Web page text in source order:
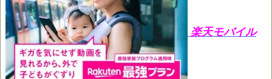
楽天モバイル